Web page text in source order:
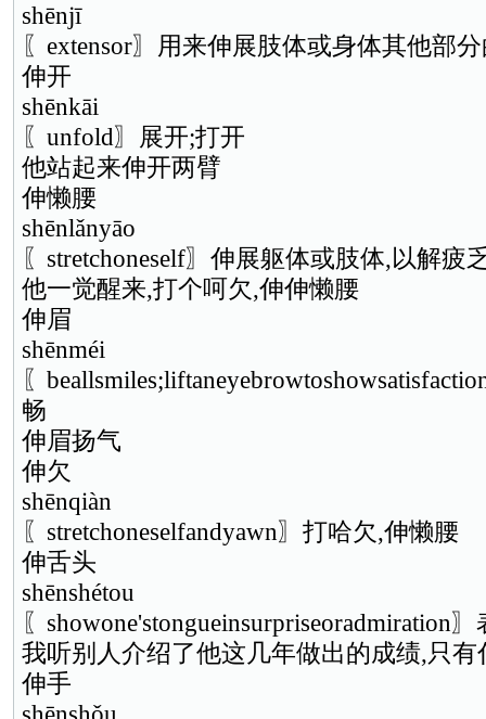
shēnjī
〖extensor〗用来伸展肢体或身体其他部
伸开
shēnkāi
〖unfold〗展开;打开
他站起来伸开两臂
伸懒腰
shēnlǎnyāo
〖stretchoneself〗伸展躯体或肢体,以解疲
他一觉醒来,打个呵欠,伸伸懒腰
伸眉
shēnméi
〖
畅
伸眉扬气
伸欠
shēnqiàn
〖stretchoneselfandyawn〗打哈欠,伸懒腰
伸舌头
shēnshétou
〖showone'stongueinsurpriseoradmiration
我听别人介绍了他这几年做出的成绩,只有
伸手